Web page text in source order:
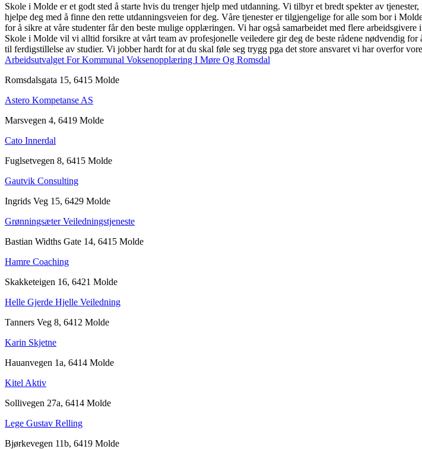
Skole i Molde er et godt sted å starte hvis du trenger hjelp med utdanning. Vi tilbyr et bredt spekter av
hjelpe deg med å finne den rette utdanningsveien for deg. Våre tjenester er tilgjengelige for alle som bor i
for å sikre at våre studenter får den beste mulige opplæringen. Vi har også samarbeidet med flere
Skole i Molde vil vi alltid forsikre at vårt team av profesjonelle veiledere gir deg de beste rådene nødvendig
til ferdigstillelse av studier. Vi jobber hardt for at du skal føle seg trygg pga det store ansvaret vi har overfor
Arbeidsutvalget For Kommunal Voksenopplæring I Møre Og Romsdal
Romsdalsgata 15, 6415 Molde
Astero Kompetanse AS
Marsvegen 4, 6419 Molde
Cato Innerdal
Fuglsetvegen 8, 6415 Molde
Gautvik Consulting
Ingrids Veg 15, 6429 Molde
Grønningsæter Veiledningstjeneste
Bastian Widths Gate 14, 6415 Molde
Hamre Coaching
Skakketeigen 16, 6421 Molde
Helle Gjerde Hjelle Veiledning
Tanners Veg 8, 6412 Molde
Karin Skjetne
Hauanvegen 1a, 6414 Molde
Kitel Aktiv
Sollivegen 27a, 6414 Molde
Lege Gustav Relling
Bjørkevegen 11b, 6419 Molde